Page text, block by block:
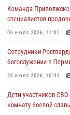
24 июля 2026, 08:43
Команда
специалистов
06 июля 2026, 11:01
Сотрудники
богослужении в
28 июля 2026, 10:44
Дети участников СВО
комнату боевой